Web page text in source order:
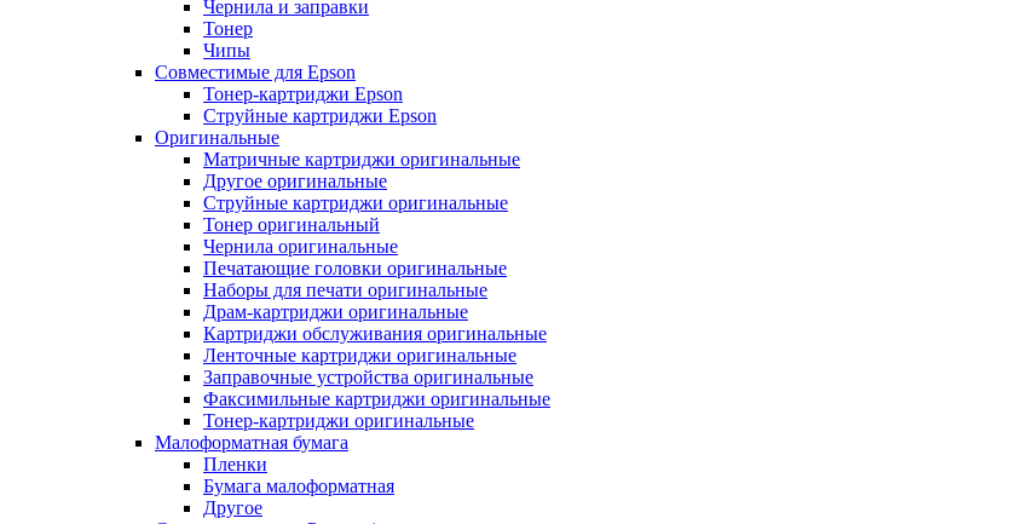
Чернила и заправки
Тонер
Чипы
Совместимые для Epson
Тонер-картриджи Epson
Струйные картриджи Epson
Оригинальные
Матричные картриджи оригинальные
Другое оригинальные
Струйные картриджи оригинальные
Тонер оригинальный
Чернила оригинальные
Печатающие головки оригинальные
Наборы для печати оригинальные
Драм-картриджи оригинальные
Картриджи обслуживания оригинальные
Ленточные картриджи оригинальные
Заправочные устройства оригинальные
Факсимильные картриджи оригинальные
Тонер-картриджи оригинальные
Малоформатная бумага
Пленки
Бумага малоформатная
Другое